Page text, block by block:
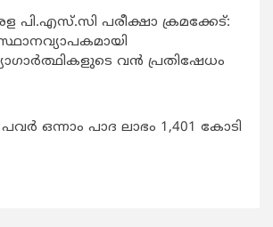
പി.എസ്.സി പരീക്ഷാ ക്രമക്കേട്:
വന്‍ പ്രതിഷേധം
പവർ ഒന്നാം പാദ ലാഭം 1,401 കോടി